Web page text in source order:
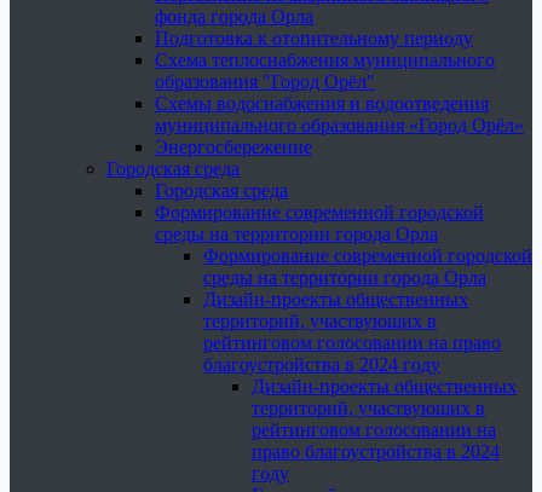
фонда города Орла
Подготовка к отопительному периоду
Схема теплоснабжения муниципального
образования "Город Орёл"
Схемы водоснабжения и водоотведения
муниципального образования «Город Орёл»
Энергосбережение
Городская среда
Городская среда
Формирование современной городской
среды на территории города Орла
Формирование современной городской
среды на территории города Орла
Дизайн-проекты общественных
территорий, участвующих в
рейтинговом голосовании на право
благоустройства в 2024 году
Дизайн-проекты общественных
территорий, участвующих в
рейтинговом голосовании на
право благоустройства в 2024
году